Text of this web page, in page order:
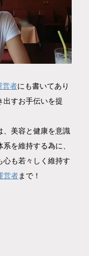
営者にも書いてあり
出すお手伝いを提
、美容と健康を意識
を維持する為に、
心も若々しく維持す
営者まで！